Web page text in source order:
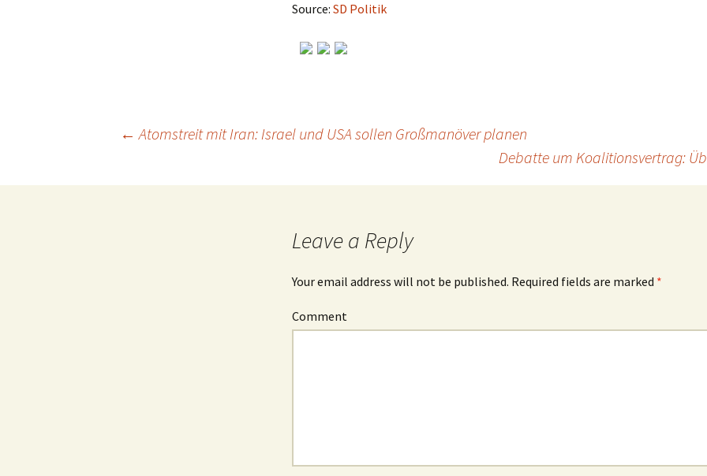
Source: SD Politik
Post
← Atomstreit mit Iran: Israel und USA sollen Großmanöver planen
Debatte um Koalitionsvertrag:
Leave a Reply
Your email address will not be published. Required fields are marked *
Comment